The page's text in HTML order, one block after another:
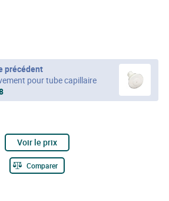
précédent
pour tube capillaire
Voir le prix
Comparer